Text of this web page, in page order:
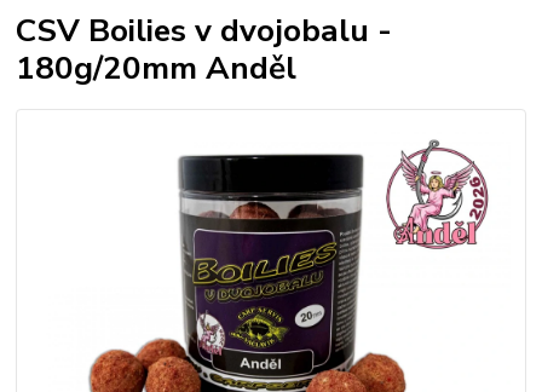
CSV Boilies v dvojobalu -
180g/20mm Anděl